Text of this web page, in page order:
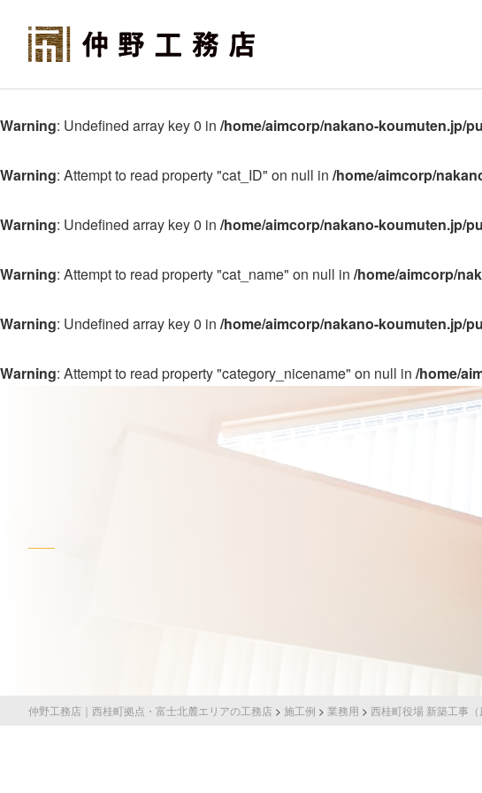
Warning: Undefined array key 0 in /home/aimcorp/nakano-koumuten.jp/
Warning: Attempt to read property "cat_ID" on null in /home/aimcorp/
Warning: Undefined array key 0 in /home/aimcorp/nakano-koumuten.jp/
Warning: Attempt to read property "cat_name" on null in /home/aimcorp/
Warning: Undefined array key 0 in /home/aimcorp/nakano-koumuten.jp/
Warning: Attempt to read property "category_nicename" on null in /home/
仲野工務店｜西桂町拠点・富士北麓エリアの工務店 > 施工例 > 業務用 > 西桂町役場 新築工事（